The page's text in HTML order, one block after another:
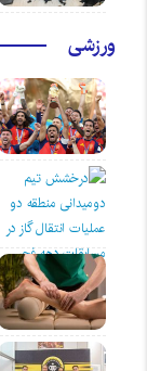
ورزشی